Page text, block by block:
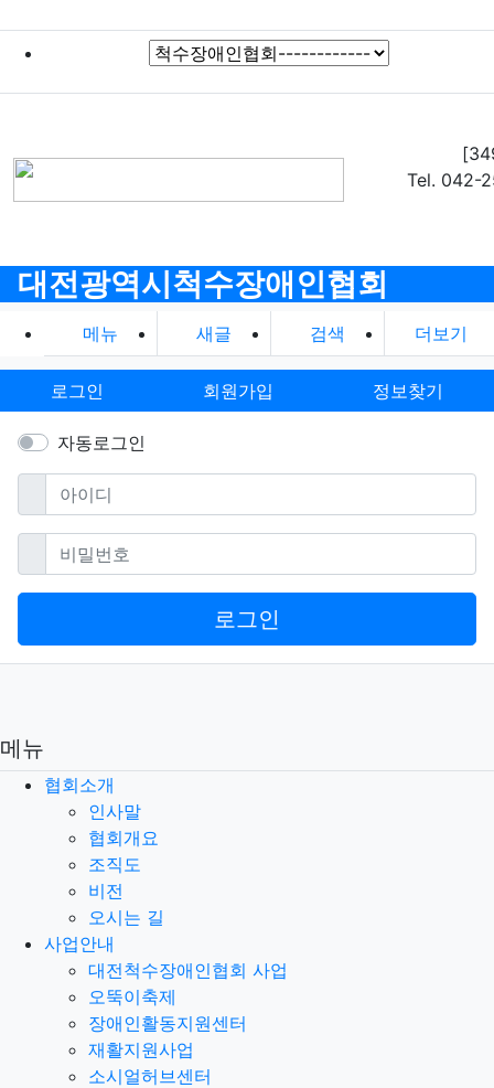
Tel. 042-
대전광역시척수장애인협회
메뉴 새글 검색 더보기
로그인 회원가입 정보찾기
자동로그인
아이디필수
비밀번호필수
로그인
메뉴
협회소개
인사말
협회개요
조직도
비전
오시는 길
사업안내
대전척수장애인협회 사업
오뚝이축제
장애인활동지원센터
재활지원사업
소시얼허브센터